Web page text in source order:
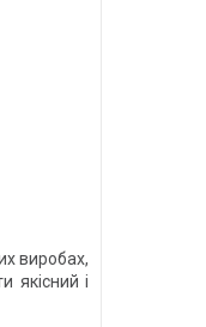
виробах,
якісний і